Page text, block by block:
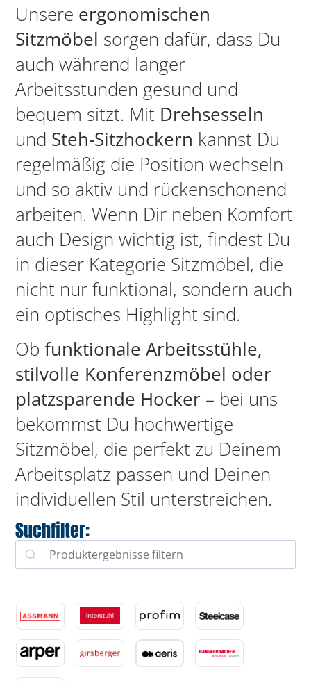
Unsere ergonomischen
Sitzmöbel sorgen dafür, dass Du
auch während langer
Arbeitsstunden gesund und
bequem sitzt. Mit Drehsesseln
und Steh-Sitzhockern kannst Du
regelmäßig die Position wechseln
und so aktiv und rückenschonend
arbeiten. Wenn Dir neben Komfort
auch Design wichtig ist, findest Du
in dieser Kategorie Sitzmöbel, die
nicht nur funktional, sondern auch
ein optisches Highlight sind.
Obfunktionale Arbeitsstühle,
stilvolle Konferenzmöbel oder
platzsparende Hocker – bei uns
bekommst Du hochwertige
Sitzmöbel, die perfekt zu Deinem
Arbeitsplatz passen und Deinen
individuellen Stil unterstreichen.
Suchfilter: